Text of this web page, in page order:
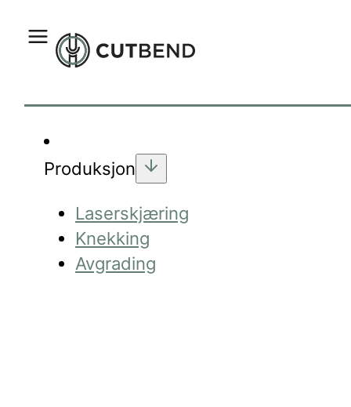
Produksjon
Laserskjæring
Knekking
Avgrading